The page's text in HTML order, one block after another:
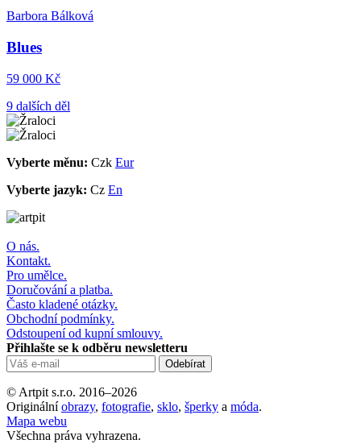
Barbora Bálková
Blues
59 000 Kč
9 dalších děl
Vyberte měnu: Czk Eur
Vyberte jazyk: Cz En
O nás.
Kontakt.
Pro umělce.
Doručování a platba.
Často kladené otázky.
Obchodní podmínky.
Odstoupení od kupní smlouvy.
Přihlašte se k odběru newsletteru
© Artpit s.r.o. 2016–2026
Originálníobrazy, fotografie, sklo, šperky a móda.
Mapa webu
Všechna práva vyhrazena.